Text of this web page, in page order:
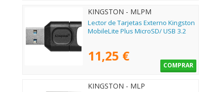
KINGSTON - MLPM
Lector de Tarjetas Externo Kingston
MobileLite Plus MicroSD/ USB 3.2
11,25 €
COMPRAR
KINGSTON - MLP